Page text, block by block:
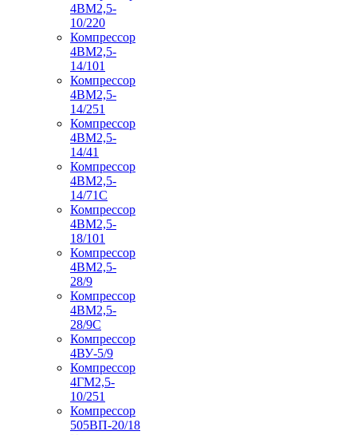
4ВМ2,5-
10/220
Компрессор
4ВМ2,5-
14/101
Компрессор
4ВМ2,5-
14/251
Компрессор
4ВМ2,5-
14/41
Компрессор
4ВМ2,5-
14/71C
Компрессор
4ВМ2,5-
18/101
Компрессор
4ВМ2,5-
28/9
Компрессор
4ВМ2,5-
28/9С
Компрессор
4ВУ-5/9
Компрессор
4ГМ2,5-
10/251
Компрессор
505ВП-20/18